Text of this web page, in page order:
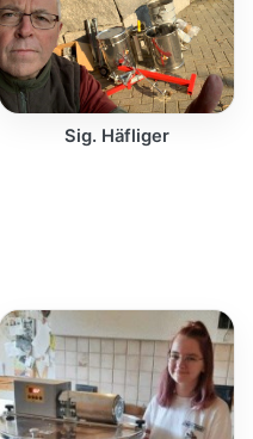
Sig. Häfliger